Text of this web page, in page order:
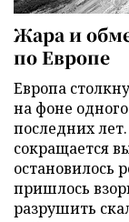
Жара и
по Европе
Европа
на фоне
последних
сокращается
остановилось
пришлось
разрушить